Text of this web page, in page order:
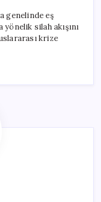
genelinde eş
silah akışını
krize